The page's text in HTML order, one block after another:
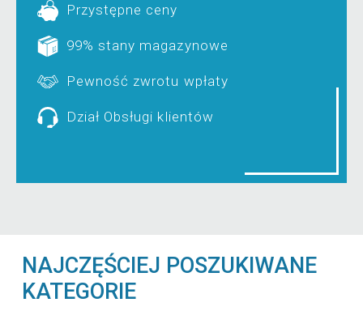
Przystępne ceny
99% stany magazynowe
Pewność zwrotu wpłaty
Dział Obsługi klientów
NAJCZĘŚCIEJ POSZUKIWANE
KATEGORIE